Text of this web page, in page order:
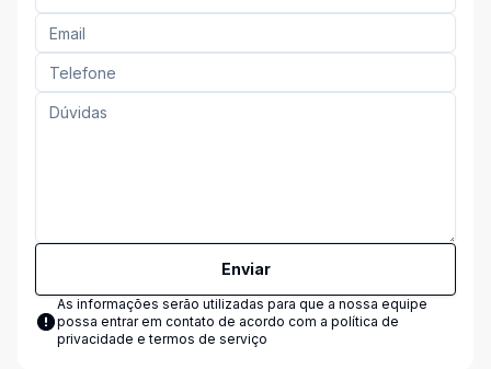
Enviar
As informações serão utilizadas para que a nossa equipe
possa entrar em contato de acordo com a política de
privacidade e termos de serviço